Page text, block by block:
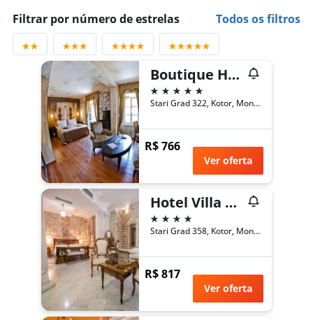
Filtrar por número de estrelas
Todos os filtros
Boutique Hotel Astoria Kotor
5 estrelas
Stari Grad 322, Kotor, Montenegro
R$ 766
Ver oferta
Hotel Villa Duomo
4 estrelas
Stari Grad 358, Kotor, Montenegro
R$ 817
Ver oferta